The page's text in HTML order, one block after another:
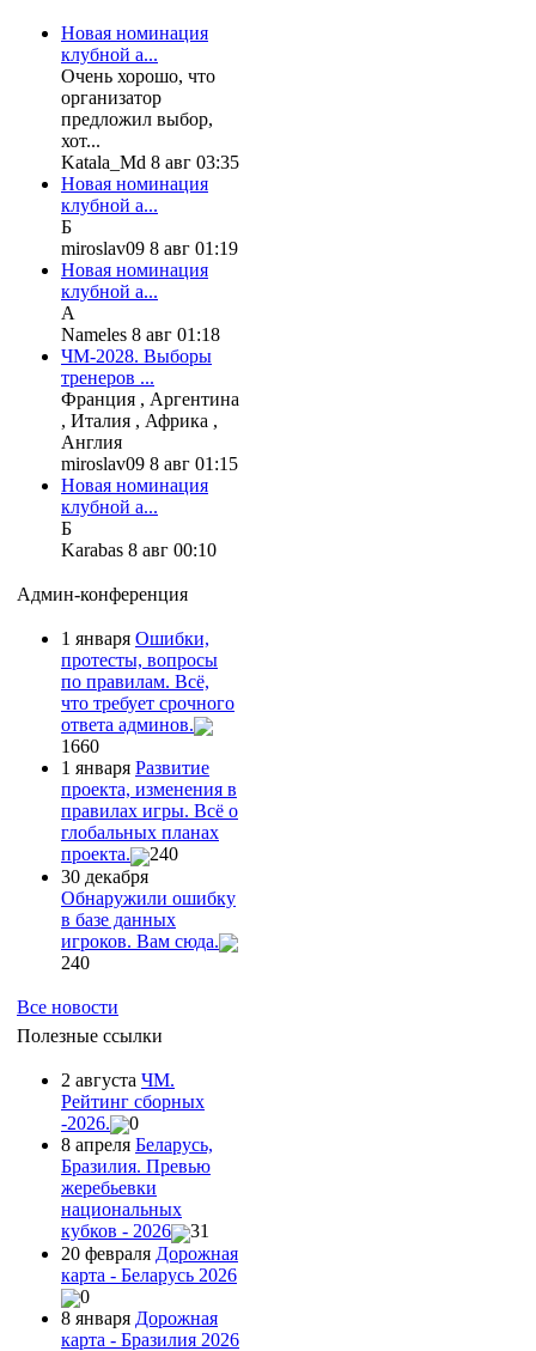
Новая номинация
клубной а...
Очень хорошо, что
организатор
предложил выбор,
хот...
Katala_Md 8 авг 03:35
Новая номинация
клубной а...
Б
miroslav09 8 авг 01:19
Новая номинация
клубной а...
А
Nameles 8 авг 01:18
ЧМ-2028. Выборы
тренеров ...
Франция , Аргентина
, Италия , Африка ,
Англия
miroslav09 8 авг 01:15
Новая номинация
клубной а...
Б
Karabas 8 авг 00:10
Админ-конференция
1 января Ошибки,
протесты, вопросы
по правилам. Всё,
что требует срочного
ответа админов.
1660
1 января Развитие
проекта, изменения в
правилах игры. Всё о
глобальных планах
проекта.
240
30 декабря
Обнаружили ошибку
в базе данных
игроков. Вам сюда.
240
Все новости
Полезные ссылки
2 августа ЧМ.
Рейтинг сборных
-2026.
0
8 апреля Беларусь,
Бразилия. Превью
жеребьевки
национальных
кубков - 2026
31
20 февраля Дорожная
карта - Беларусь 2026
0
8 января Дорожная
карта - Бразилия 2026